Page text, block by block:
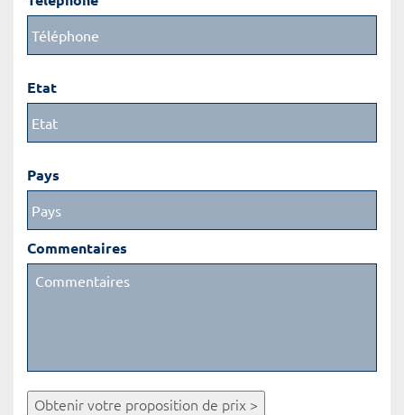
Etat
Pays
Commentaires
Obtenir votre proposition de prix >